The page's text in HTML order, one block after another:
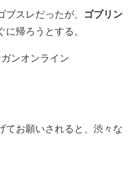
ブスレだったが、
ゴブリン
に帰ろうとする。
ンオンライン
てお願いされると、渋々な